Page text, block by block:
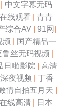
中文字幕无码
线观看
青青
综合AV 91网
频
国产精品一
鲁丝无码视频
日啪影院
高清
夜视频
丁香
情自拍五月天
线高清
日本